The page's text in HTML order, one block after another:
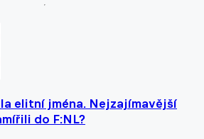
elitní jména. Nejzajímavější
do F:NL?